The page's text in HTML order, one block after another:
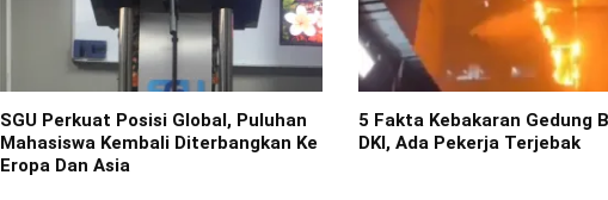
SGU Perkuat Posisi Global, Puluhan
Mahasiswa Kembali Diterbangkan Ke
Eropa Dan Asia
5 Fakta Kebakaran Gedung
DKI, Ada Pekerja Terjebak